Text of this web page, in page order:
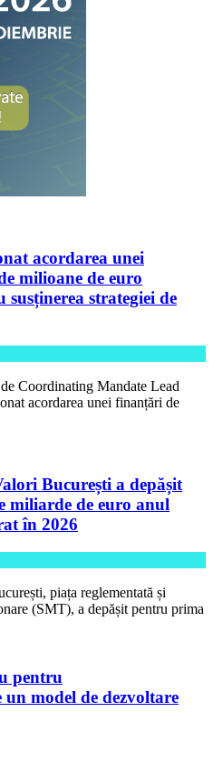
acordarea unei
milioane de euro
strategiei de
Coordinating Mandate Lead
acordarea unei finanțări de
București a depășit
miliarde de euro anul
în 2026
piața reglementată și
(SMT), a depășit pentru prima
pentru
model de dezvoltare